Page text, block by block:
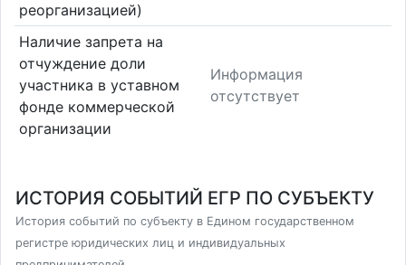
реорганизацией)
Наличие запрета на
отчуждение доли
участника в уставном
фонде коммерческой
организации
Информация
отсутствует
ИСТОРИЯ СОБЫТИЙ ЕГР ПО СУБЪЕКТУ
История событий по субъекту в Едином государственном
регистре юридических лиц и индивидуальных